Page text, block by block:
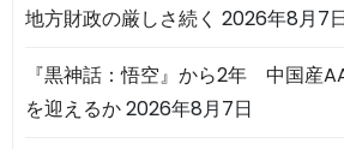
地方財政の厳しさ続く 2026年8月7
『黒神話：悟空』から2年 中国産
を迎えるか2026年8月7日